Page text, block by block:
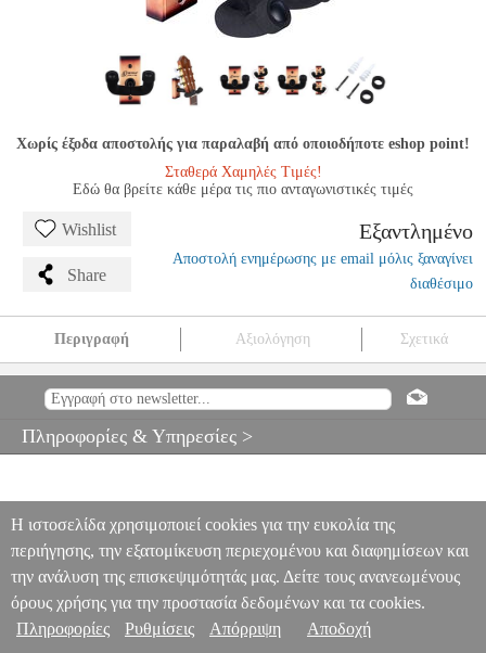
Χωρίς έξοδα αποστολής για παραλαβή από οποιοδήποτε eshop point!
Σταθερά Χαμηλές Τιμές!
Εδώ θα βρείτε κάθε μέρα τις πιο ανταγωνιστικές τιμές
Wishlist
Share
Εξαντλημένο
Αποστολή ενημέρωσης με email μόλις ξαναγίνει
διαθέσιμο
Περιγραφή Αξιολόγηση Σχετικά
ΤΟΙΧΟΥ MSC.003120 MSC.003120
ORTEGA
ΣΤΗΡΙΓΜΑ KΙΘΑΡΑΣ - MΠΑΣΟΥ ΤΟΙΧΟΥ
Πληροφορίες & Υπηρεσίες >
Η ιστοσελίδα χρησιμοποιεί cookies για την ευκολία της
περιήγησης, την εξατομίκευση περιεχομένου και διαφημίσεων και
την ανάλυση της επισκεψιμότητάς μας. Δείτε τους ανανεωμένους
όρους χρήσης για την προστασία δεδομένων και τα cookies.
Πληροφορίες
Ρυθμίσεις Απόρριψη Αποδοχή